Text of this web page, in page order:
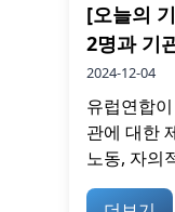
[오늘의
2명과 기
2024-12-04
유럽연합
관에 대한
노동, 자의